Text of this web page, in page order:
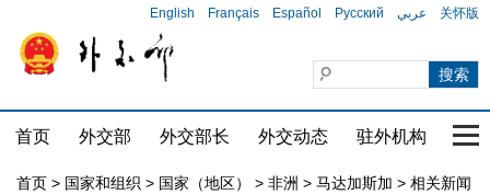
English Français Español Русский عربي 关怀版
首页 外交部 外交部长 外交动态 驻外机构 国
首页 > 国家和组织 > 国家（地区） > 非洲 > 马达加斯加 > 相关新闻